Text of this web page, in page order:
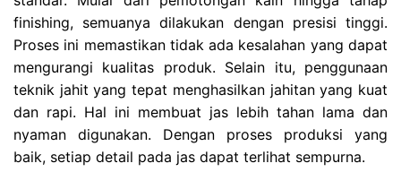
finishing, semuanya dilakukan dengan presisi tinggi.
Proses ini memastikan tidak ada kesalahan yang dapat
mengurangi kualitas produk. Selain itu, penggunaan
teknik jahit yang tepat menghasilkan jahitan yang kuat
dan rapi. Hal ini membuat jas lebih tahan lama dan
nyaman digunakan. Dengan proses produksi yang
baik, setiap detail pada jas dapat terlihat sempurna.